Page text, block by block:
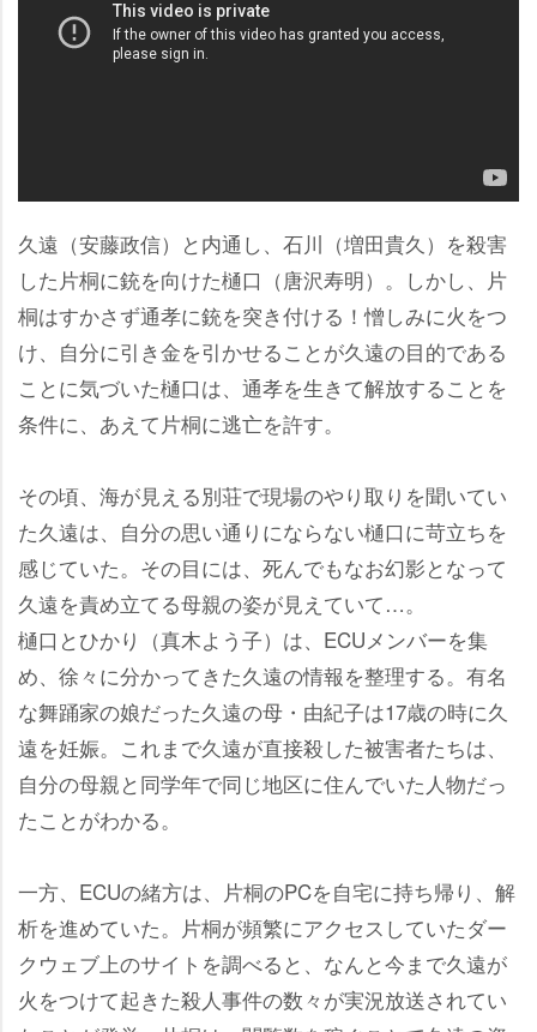
久遠（安藤政信）と内通し、石川（増田貴久）を殺害
した片桐に銃を向けた樋口（唐沢寿明）。しかし、片
桐はすかさず通孝に銃を突き付ける！憎しみに火をつ
け、自分に引き金を引かせることが久遠の目的である
ことに気づいた樋口は、通孝を生きて解放することを
条件に、あえて片桐に逃亡を許す。
その頃、海が見える別荘で現場のやり取りを聞いてい
た久遠は、自分の思い通りにならない樋口に苛立ちを
感じていた。その目には、死んでもなお幻影となって
久遠を責め立てる母親の姿が見えていて…。
樋口とひかり（真木よう子）は、ECUメンバーを集
め、徐々に分かってきた久遠の情報を整理する。有名
な舞踊家の娘だった久遠の母・由紀子は17歳の時に久
遠を妊娠。これまで久遠が直接殺した被害者たちは、
自分の母親と同学年で同じ地区に住んでいた人物だっ
たことがわかる。
一方、ECUの緒方は、片桐のPCを自宅に持ち帰り、解
析を進めていた。片桐が頻繁にアクセスしていたダー
クウェブ上のサイトを調べると、なんと今まで久遠が
火をつけて起きた殺人事件の数々が実況放送されてい